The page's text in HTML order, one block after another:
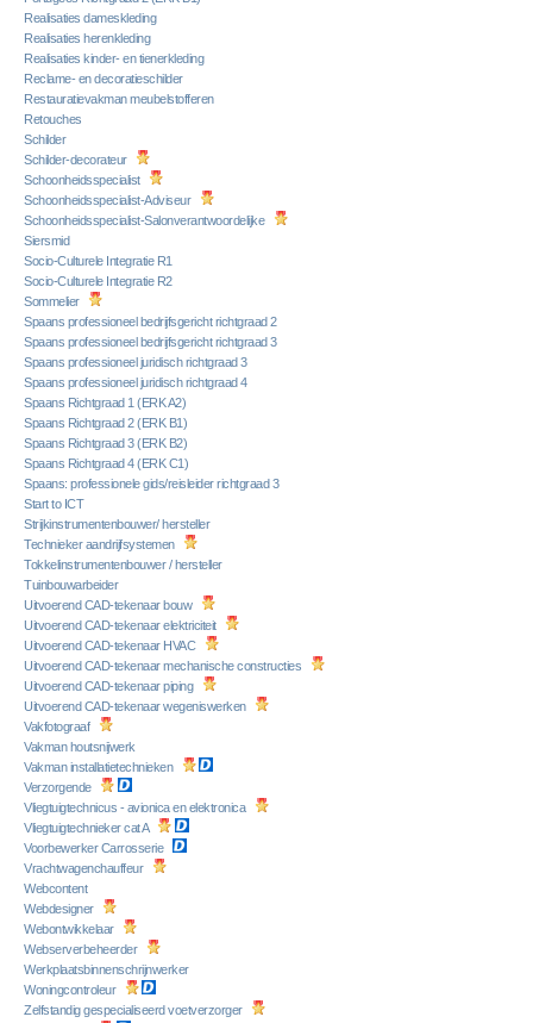
Realisaties dameskleding
Realisaties herenkleding
Realisaties kinder- en tienerkleding
Reclame- en decoratieschilder
Restauratievakman meubelstofferen
Retouches
Schilder
Schilder-decorateur
Schoonheidsspecialist
Schoonheidsspecialist-Adviseur
Schoonheidsspecialist-Salonverantwoordelijke
Siersmid
Socio-Culturele Integratie R1
Socio-Culturele Integratie R2
Sommelier
Spaans professioneel bedrijfsgericht richtgraad 2
Spaans professioneel bedrijfsgericht richtgraad 3
Spaans professioneel juridisch richtgraad 3
Spaans professioneel juridisch richtgraad 4
Spaans Richtgraad 1 (ERK A2)
Spaans Richtgraad 2 (ERK B1)
Spaans Richtgraad 3 (ERK B2)
Spaans Richtgraad 4 (ERK C1)
Spaans: professionele gids/reisleider richtgraad 3
Start to ICT
Strijkinstrumentenbouwer/ hersteller
Technieker aandrijfsystemen
Tokkelinstrumentenbouwer / hersteller
Tuinbouwarbeider
Uitvoerend CAD-tekenaar bouw
Uitvoerend CAD-tekenaar elektriciteit
Uitvoerend CAD-tekenaar HVAC
Uitvoerend CAD-tekenaar mechanische constructies
Uitvoerend CAD-tekenaar piping
Uitvoerend CAD-tekenaar wegeniswerken
Vakfotograaf
Vakman houtsnijwerk
Vakman installatietechnieken
Verzorgende
Vliegtuigtechnicus - avionica en elektronica
Vliegtuigtechnieker cat A
Voorbewerker Carrosserie
Vrachtwagenchauffeur
Webcontent
Webdesigner
Webontwikkelaar
Webserverbeheerder
Werkplaatsbinnenschrijnwerker
Woningcontroleur
Zelfstandig gespecialiseerd voetverzorger